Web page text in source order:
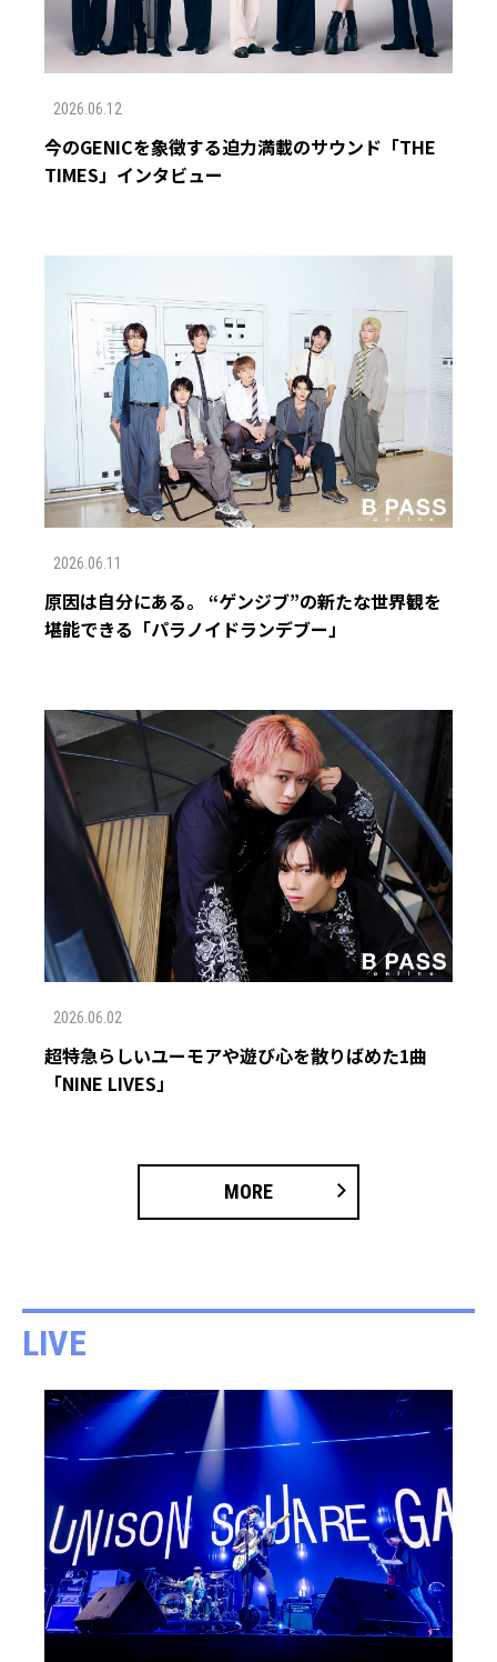
2026.06.12
今のGENICを象徴する迫力満載のサウンド「THE
TIMES」インタビュー
2026.06.11
原因は自分にある。 “ゲンジブ”の新たな世界観を
堪能できる「パラノイドランデブー」
2026.06.02
超特急らしいユーモアや遊び心を散りばめた1曲
「NINE LIVES」
MORE
LIVE